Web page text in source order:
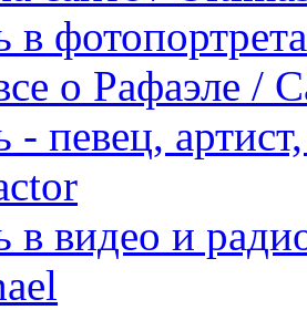
в
о Рафаэле /
- певец,
в видео и